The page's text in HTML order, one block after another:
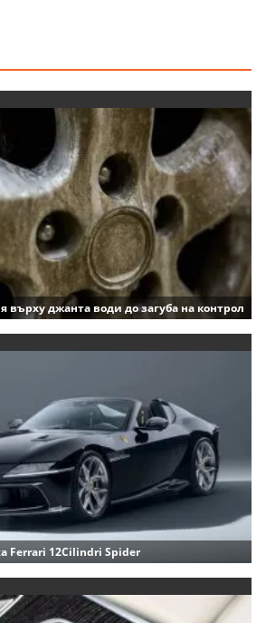
върху джанта води до загуба на контрол
Ferrari 12Cilindri Spider